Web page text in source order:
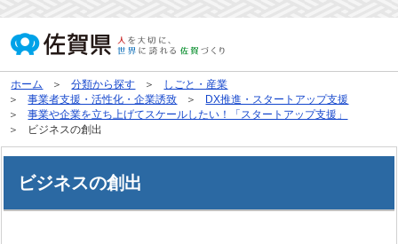
ホーム 分類から探す
しごと・産業
事業者支援・活性化・企業誘致
DX推進・スタートアップ支援
事業や企業を立ち上げてスケールしたい！「スタートアップ支援」
ビジネスの創出
ビジネスの創出